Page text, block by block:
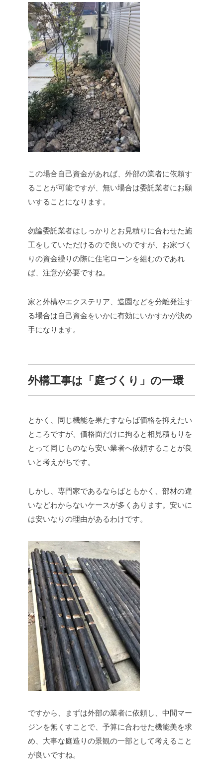
この場合自己資金があれば、外部の業者に依頼す
ることが可能ですが、無い場合は委託業者にお願
いすることになります。
勿論委託業者はしっかりとお見積りに合わせた施
工をしていただけるので良いのですが、お家づく
りの資金繰りの際に住宅ローンを組むのであれ
ば、注意が必要ですね。
家と外構やエクステリア、造園などを分離発注す
る場合は自己資金をいかに有効にいかすかが決め
手になります。
外構工事は「庭づくり」の一環
とかく、同じ機能を果たすならば価格を抑えたい
ところですが、価格面だけに拘ると相見積もりを
とって同じものなら安い業者へ依頼することが良
いと考えがちです。
しかし、専門家であるならばともかく、部材の違
いなどわからないケースが多くあります。安いに
は安いなりの理由があるわけです。
ですから、まずは外部の業者に依頼し、中間マー
ジンを無くすことで、予算に合わせた機能美を求
め、大事な庭造りの景観の一部として考えること
が良いですね。